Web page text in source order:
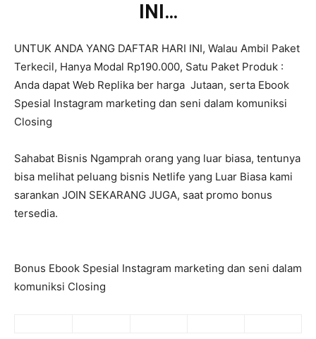
INI…
UNTUK ANDA YANG DAFTAR HARI INI, Walau Ambil Paket
Terkecil, Hanya Modal Rp190.000, Satu Paket Produk :
Anda dapat Web Replika ber harga Jutaan, serta Ebook
Spesial Instagram marketing dan seni dalam komuniksi
Closing
Sahabat Bisnis Ngamprah orang yang luar biasa, tentunya
bisa melihat peluang bisnis Netlife yang Luar Biasa kami
sarankan JOIN SEKARANG JUGA, saat promo bonus
tersedia.
Bonus Ebook Spesial Instagram marketing dan seni dalam
komuniksi Closing